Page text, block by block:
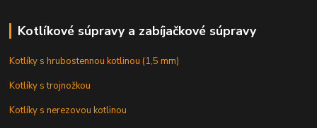
Kotlíkové súpravy a zabíjačkové súpravy
Kotlíky s hrubostennou kotlinou (1,5 mm)
Kotlíky s trojnožkou
Kotlíky s nerezovou kotlinou